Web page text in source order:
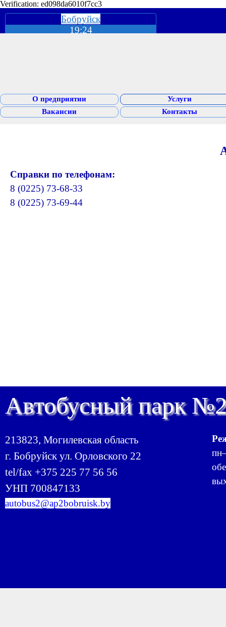
Verification: ed098da6010f7cc3
О предприятии
Услуги
Вакансии
Контакты
Бобруйск
19:24
Справки по телефонам:
8 (0225) 73-68-33
8 (0225) 73-69-44
Автобусный парк
213823, Могилевская область
г. Бобруйск ул. Орловского 22
tel/fax +375 225 77 56 56
УНП 700847133
autobus2@ap2bobruisk.by